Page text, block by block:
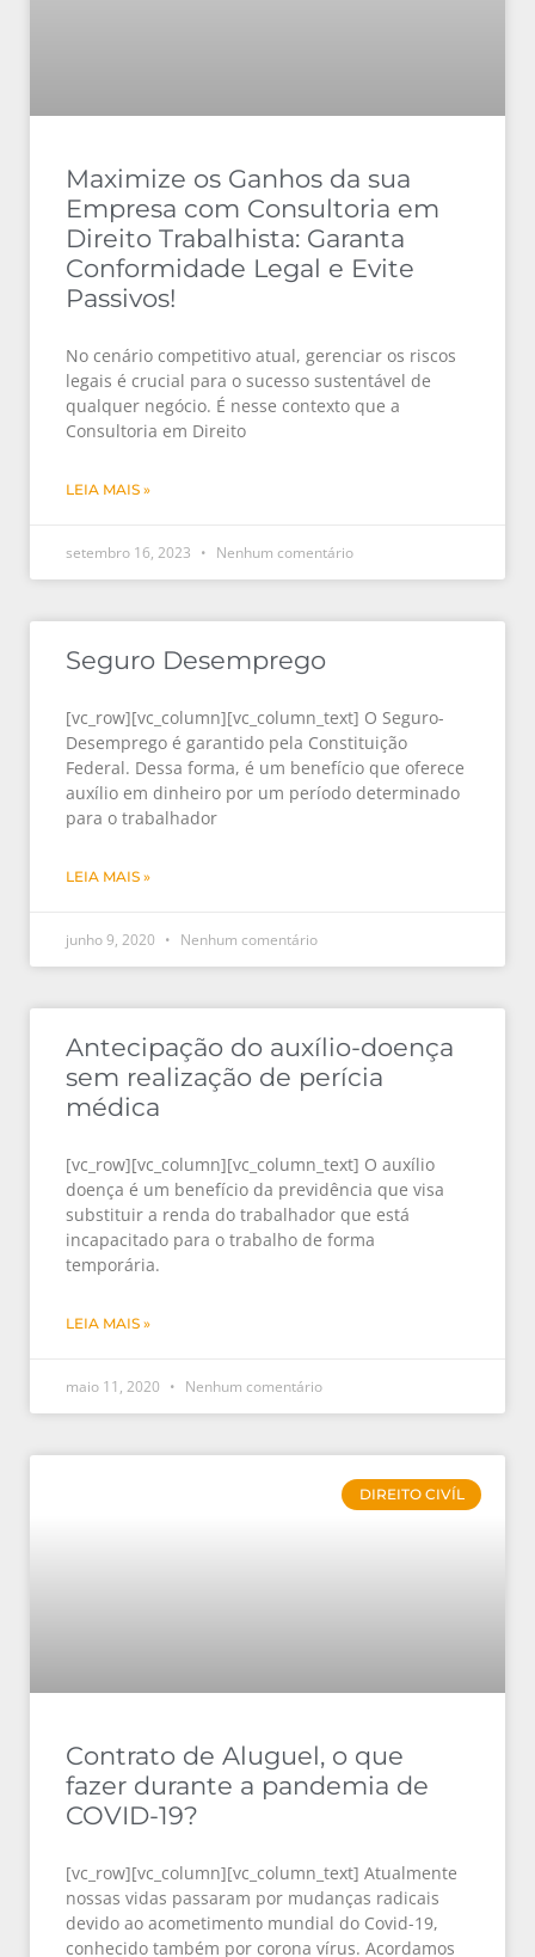
Maximize os Ganhos da sua
Empresa com Consultoria em
Direito Trabalhista: Garanta
Conformidade Legal e Evite
Passivos!
No cenário competitivo atual, gerenciar os riscos
legais é crucial para o sucesso sustentável de
qualquer negócio. É nesse contexto que a
Consultoria em Direito
LEIA MAIS »
setembro 16, 2023 Nenhum comentário
Seguro Desemprego
[vc_row][vc_column][vc_column_text] O Seguro-
Desemprego é garantido pela Constituição
Federal. Dessa forma, é um benefício que oferece
auxílio em dinheiro por um período determinado
para o trabalhador
LEIA MAIS »
junho 9, 2020 Nenhum comentário
Antecipação do auxílio-doença
sem realização de perícia
médica
[vc_row][vc_column][vc_column_text] O auxílio
doença é um benefício da previdência que visa
substituir a renda do trabalhador que está
incapacitado para o trabalho de forma
temporária.
LEIA MAIS »
maio 11, 2020 Nenhum comentário
DIREITO CIVÍL
Contrato de Aluguel, o que
fazer durante a pandemia de
COVID-19?
[vc_row][vc_column][vc_column_text] Atualmente
nossas vidas passaram por mudanças radicais
devido ao acometimento mundial do Covid-19,
conhecido também por corona vírus. Acordamos